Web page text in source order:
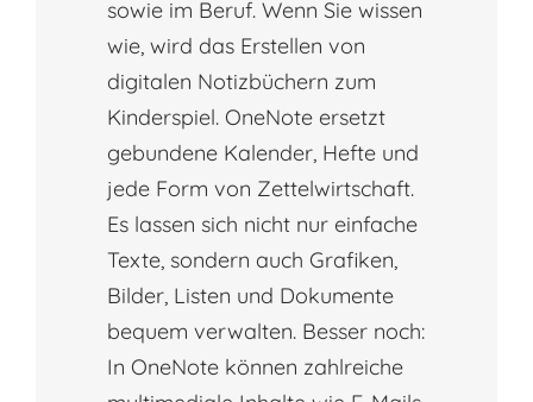
sowie im Beruf. Wenn Sie wissen
wie, wird das Erstellen von
digitalen Notizbüchern zum
Kinderspiel. OneNote ersetzt
gebundene Kalender, Hefte und
jede Form von Zettelwirtschaft.
Es lassen sich nicht nur einfache
Texte, sondern auch Grafiken,
Bilder, Listen und Dokumente
bequem verwalten. Besser noch:
In OneNote können zahlreiche